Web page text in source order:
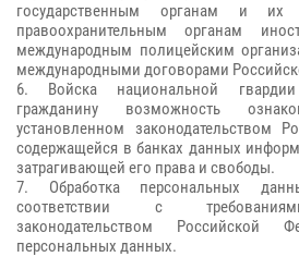
государственным органам и их
правоохранительным органам
международным полицейским
международными договорами
6. Войска национальной
гражданину возможность
установленном законодательством
содержащейся в банках данных
затрагивающей его права и свободы.
7. Обработка персональных
соответствии с
законодательством Российской
персональных данных.